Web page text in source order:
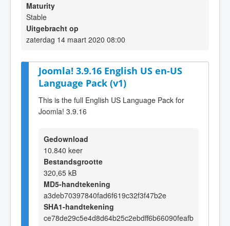
Maturity
Stable
Uitgebracht op
zaterdag 14 maart 2020 08:00
Joomla! 3.9.16 English US en-US
Language Pack (v1)
This is the full English US Language Pack for
Joomla! 3.9.16
Gedownload
10.840 keer
Bestandsgrootte
320,65 kB
MD5-handtekening
a3deb70397840fad6f619c32f3f47b2e
SHA1-handtekening
ce78de29c5e4d8d64b25c2ebdff6b66090feafb